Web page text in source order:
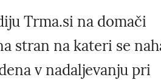
Trma.si na domači
stran na kateri se
v nadaljevanju pri